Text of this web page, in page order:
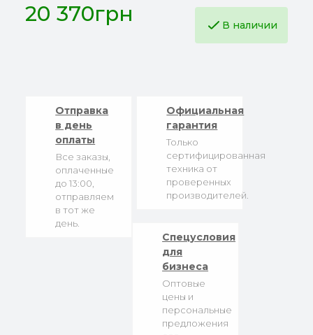
20 370грн В наличии
Отправка
в день
оплаты
Все заказы,
оплаченные
до 13:00,
отправляем
в тот же
день.
Официальная
гарантия
Только
сертифицированная
техника от
проверенных
производителей.
Спецусловия
для
бизнеса
Оптовые
цены и
персональные
предложения